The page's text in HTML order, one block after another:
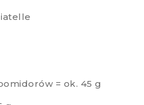
= ok. 45 g